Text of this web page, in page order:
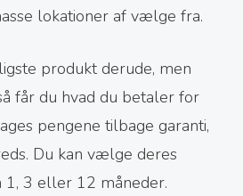
lokationer af vælge fra.
produkt derude, men
får du hvad du betaler for
pengene tilbage garanti,
Du kan vælge deres
1, 3 eller 12 måneder.